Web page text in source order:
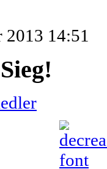
2013 14:51